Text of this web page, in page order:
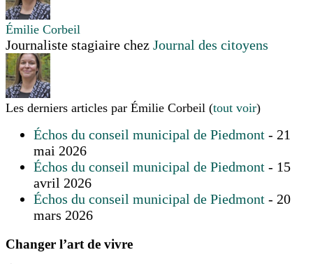
Émilie Corbeil
Journaliste stagiaire chez Journal des citoyens
Les derniers articles par Émilie Corbeil (tout voir)
Échos du conseil municipal de Piedmont - 21
mai 2026
Échos du conseil municipal de Piedmont - 15
avril 2026
Échos du conseil municipal de Piedmont - 20
mars 2026
Changer l’art de vivre